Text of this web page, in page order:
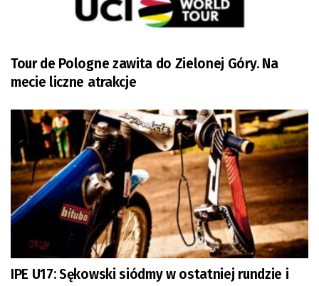
Tour de Pologne zawita do Zielonej Góry. Na
mecie liczne atrakcje
IPE U17: Sękowski siódmy w ostatniej rundzie i